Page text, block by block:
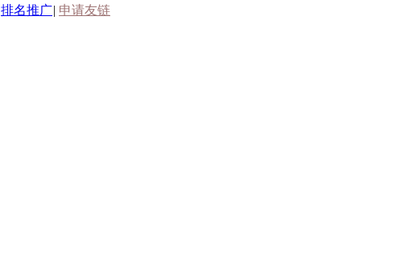
排名推广| 申请友链